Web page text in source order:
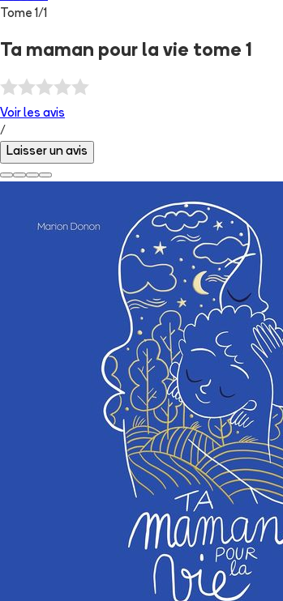
Tome1/1
Ta maman pour la vie tome 1
Voir les avis
/
Laisser un avis